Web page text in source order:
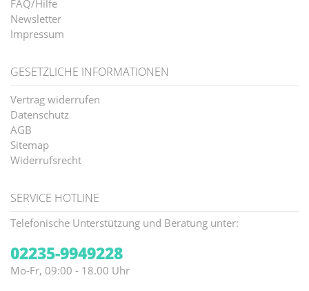
FAQ/Hilfe
Newsletter
Impressum
GESETZLICHE INFORMATIONEN
Vertrag widerrufen
Datenschutz
AGB
Sitemap
Widerrufsrecht
SERVICE HOTLINE
Telefonische Unterstützung und Beratung unter:
02235-9949228
Mo-Fr, 09:00 - 18.00 Uhr